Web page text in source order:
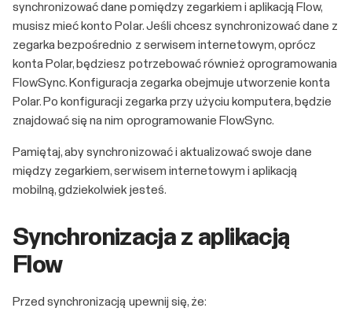
synchronizować dane pomiędzy zegarkiem i aplikacją Flow,
musisz mieć konto Polar. Jeśli chcesz synchronizować dane z
zegarka bezpośrednio z serwisem internetowym, oprócz
konta Polar, będziesz potrzebować również oprogramowania
FlowSync. Konfiguracja zegarka obejmuje utworzenie konta
Polar. Po konfiguracji zegarka przy użyciu komputera, będzie
znajdować się na nim oprogramowanie FlowSync.
Pamiętaj, aby synchronizować i aktualizować swoje dane
między zegarkiem, serwisem internetowym i aplikacją
mobilną, gdziekolwiek jesteś.
Synchronizacja z aplikacją
Flow
Przed synchronizacją upewnij się, że: